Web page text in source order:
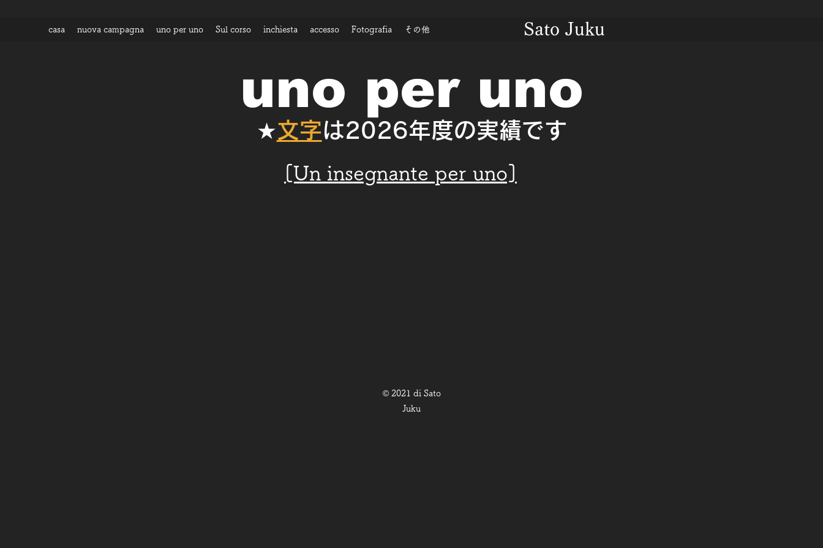
casa nuova campagna uno per uno Sul corso inchiesta accesso Fotografia その他 Sato Juku
uno per uno
★文字は2026年度の実績です
[Un insegnante per uno]
© 2021 di Sato
Juku